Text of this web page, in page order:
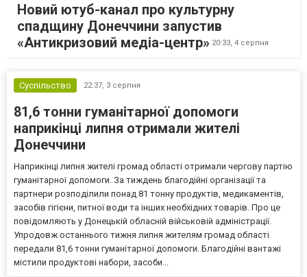
Новий ютуб-канал про культурну
спадщину Донеччини запустив
«Антикризовий медіа-центр» 20:33, 4 серпня
Суспільство 22:37, 3 серпня
81,6 тонни гуманітарної допомоги
наприкінці липня отримали жителі
Донеччини
Наприкінці липня жителі громад області отримали чергову партію
гуманітарної допомоги. За тиждень благодійні організації та
партнери розподілили понад 81 тонну продуктів, медикаментів,
засобів гігієни, питної води та інших необхідних товарів. Про це
повідомляють у Донецькій обласній військовій адміністрації.
Упродовж останнього тижня липня жителям громад області
передали 81,6 тонни гуманітарної допомоги. Благодійні вантажі
містили продуктові набори, засоби...